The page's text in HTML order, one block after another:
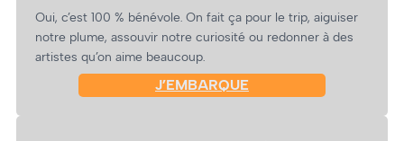
Oui, c’est 100 % bénévole. On fait ça pour le trip, aiguiser
notre plume, assouvir notre curiosité ou redonner à des
artistes qu’on aime beaucoup.
J’EMBARQUE